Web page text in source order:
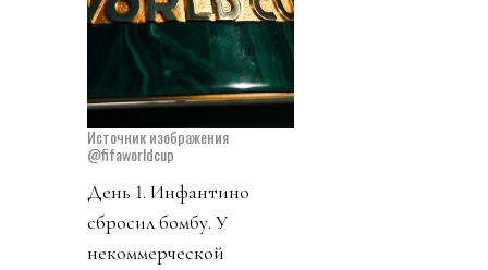
Источник изображения
@fifaworldcup
День 1. Инфантино
сбросил бомбу. У
некоммерческой